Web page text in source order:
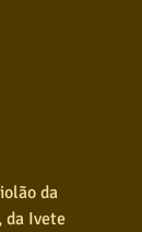
da
da Ivete